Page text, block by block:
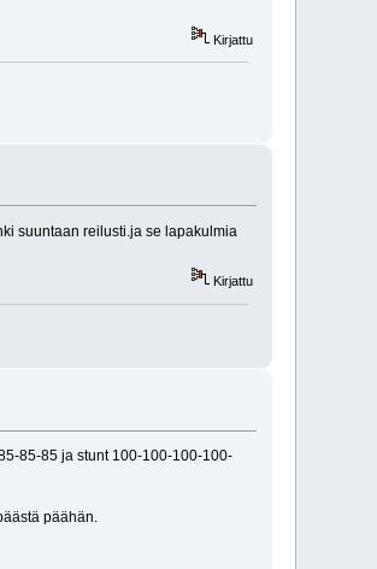
Kirjattu
suuntaan reilusti.ja se lapakulmia
Kirjattu
85-85 ja stunt 100-100-100-100-
päähän.